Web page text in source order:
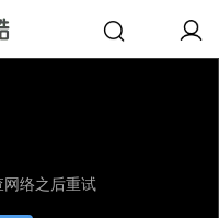
络之后重试